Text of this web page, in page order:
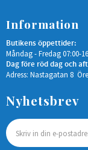
Information
Butikens öppettider:
Måndag - Fredag 07:00-
Dag före röd dag och
Adress: Nastagatan 8
Nyhetsbrev